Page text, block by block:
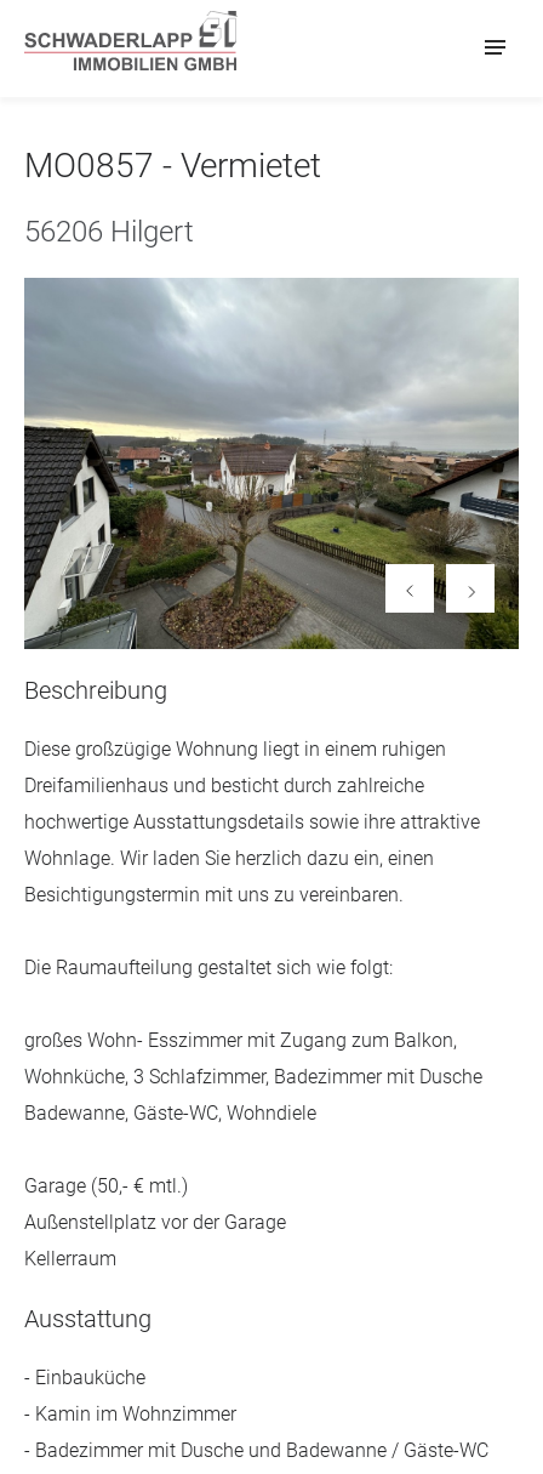
MO0857 - Vermietet
56206 Hilgert
Beschreibung
Diese großzügige Wohnung liegt in einem ruhigen
Dreifamilienhaus und besticht durch zahlreiche
hochwertige Ausstattungsdetails sowie ihre attraktive
Wohnlage. Wir laden Sie herzlich dazu ein, einen
Besichtigungstermin mit uns zu vereinbaren.
Die Raumaufteilung gestaltet sich wie folgt:
großes Wohn- Esszimmer mit Zugang zum Balkon,
Wohnküche, 3 Schlafzimmer, Badezimmer mit Dusche
Badewanne, Gäste-WC, Wohndiele
Garage (50,- € mtl.)
Außenstellplatz vor der Garage
Kellerraum
Ausstattung
- Einbauküche
- Kamin im Wohnzimmer
- Badezimmer mit Dusche und Badewanne / Gäste-WC